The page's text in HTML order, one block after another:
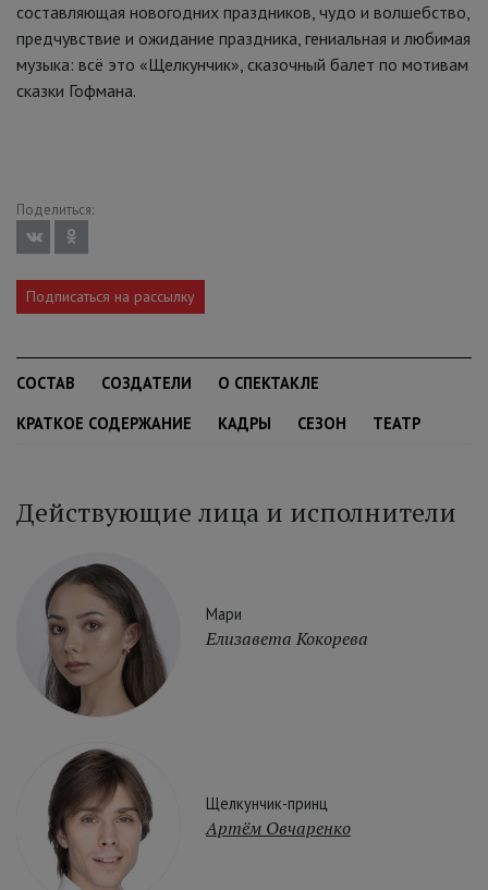
составляющая новогодних праздников, чудо и волшебство,
предчувствие и ожидание праздника, гениальная и любимая
музыка: всё это «Щелкунчик», сказочный балет по мотивам
сказки Гофмана.
Поделиться:
Подписаться на рассылку
СОСТАВ СОЗДАТЕЛИ
О СПЕКТАКЛЕ
КРАТКОЕ СОДЕРЖАНИЕ
КАДРЫ СЕЗОН ТЕАТР
Действующие лица и исполнители
Мари
Елизавета Кокорева
Щелкунчик-принц
Артём Овчаренко